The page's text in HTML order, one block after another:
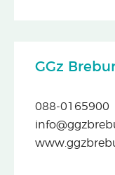
GGz
088-0165900